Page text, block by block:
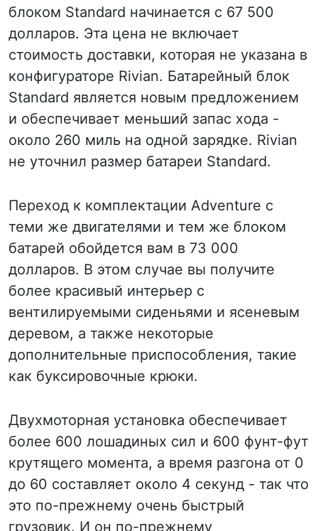
блоком Standard начинается с 67 500
долларов. Эта цена не включает
стоимость доставки, которая не указана в
конфигураторе Rivian. Батарейный блок
Standard является новым предложением
и обеспечивает меньший запас хода -
около 260 миль на одной зарядке. Rivian
не уточнил размер батареи Standard.
Переход к комплектации Adventure с
теми же двигателями и тем же блоком
батарей обойдется вам в 73 000
долларов. В этом случае вы получите
более красивый интерьер с
вентилируемыми сиденьями и ясеневым
деревом, а также некоторые
дополнительные приспособления, такие
как буксировочные крюки.
Двухмоторная установка обеспечивает
более 600 лошадиных сил и 600 фунт-фут
крутящего момента, а время разгона от 0
до 60 составляет около 4 секунд - так что
это по-прежнему очень быстрый
грузовик. И он по-прежнему